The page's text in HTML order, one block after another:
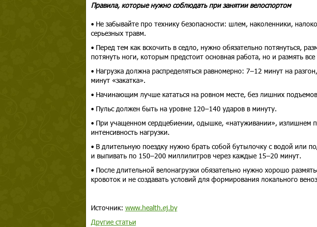
Правила, которые нужно соблюдать при занятии велоспортом
• Не забывайте про технику безопасности: шлем, наколенники,
серьезных травм.
• Перед тем как вскочить в седло, нужно обязательно потянуться,
потянуть ноги, которым предстоит основная работа, но и размять все
• Нагрузка должна распределяться равномерно: 7–12 минут на
минут «закатка».
• Начинающим лучше кататься на ровном месте, без лишних
• Пульс должен быть на уровне 120–140 ударов в минуту.
• При учащенном сердцебиении, одышке, «натуживании», излишнем
интенсивность нагрузки.
• В длительную поездку нужно брать собой бутылочку с водой или
и выпивать по 150–200 миллилитров через каждые 15–20 минут.
• После длительной велонагрузки обязательно нужно хорошо
кровоток и не создавать условий для формирования локального
Источник: www.health.ej.by
Другие статьи